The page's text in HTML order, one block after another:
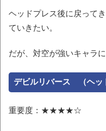
ヘッドプレス後に戻って
ていきたい。
だが、対空が強いキャラ
デビルリバース （ヘッ
重要度：★★★★☆